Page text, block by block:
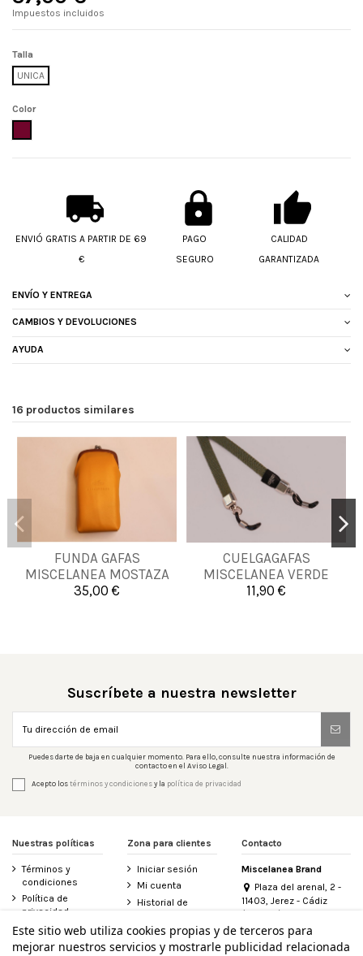
Impuestos incluidos
Talla
UNICA
Color
ENVIÓ GRATIS A PARTIR DE 69
€
PAGO
SEGURO
CALIDAD
GARANTIZADA
ENVÍO Y ENTREGA
CAMBIOS Y DEVOLUCIONES
AYUDA
16 productos similares
FUNDA GAFAS
MISCELANEA MOSTAZA
35,00 €
UNICA
Añadir al carrito
CUELGAGAFAS
MISCELANEA VERDE
11,90 €
UNICA
Añadir al carrito
Suscríbete a nuestra newsletter
Puedes darte de baja en cualquier momento. Para ello, consulte nuestra información de
contacto en el Aviso Legal.
Acepto lostérminos y condicionesy la política de privacidad
Nuestras políticas
Términos y
condiciones
Política de
privacidad
Aviso legal
Política de
Zona para clientes
Iniciar sesión
Mi cuenta
Historial de
Contacte con
nosotros
Contacto
Miscelanea Brand
Plaza del arenal, 2 -
11403, Jerez - Cádiz
(España)
956 155 340
Este sitio web utiliza cookies propias y de terceros para
mejorar nuestros servicios y mostrarle publicidad relacionada